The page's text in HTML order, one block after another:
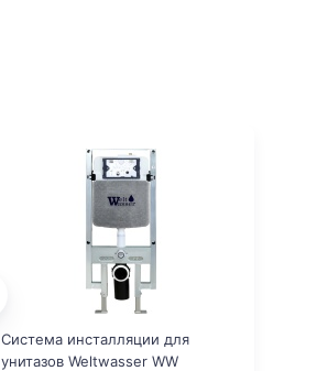
Система инсталляции для
унитазов Weltwasser WW